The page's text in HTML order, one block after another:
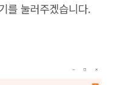
를 눌러주겠습니다.